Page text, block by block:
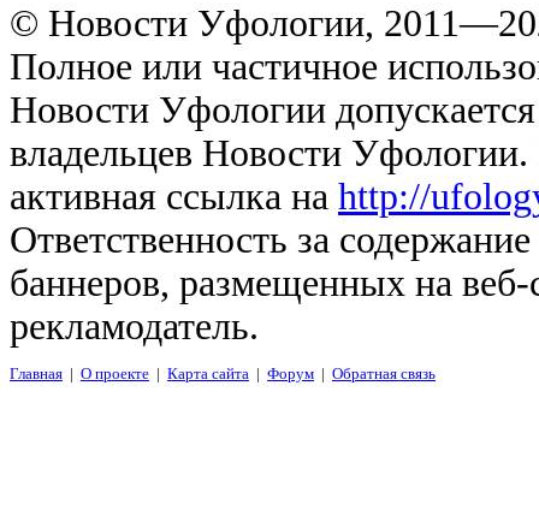
© Новости Уфологии,
Полное или частичное
Новости Уфологии
владельцев Новости
активная ссылка на http://
Ответственность за
баннеров, размещенных на
рекламодатель.
Главная | О проекте | Карта сайта | Форум | Обратная связь